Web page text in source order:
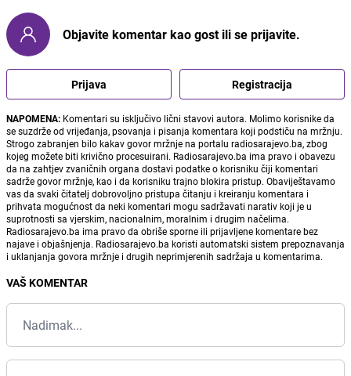
Objavite komentar kao gost ili se prijavite.
Prijava Registracija
NAPOMENA: Komentari su isključivo lični stavovi autora. Molimo korisnike da
se suzdrže od vrijeđanja, psovanja i pisanja komentara koji podstiču na mržnju.
Strogo zabranjen bilo kakav govor mržnje na portalu radiosarajevo.ba, zbog
kojeg možete biti krivično procesuirani. Radiosarajevo.ba ima pravo i obavezu
da na zahtjev zvaničnih organa dostavi podatke o korisniku čiji komentari
sadrže govor mržnje, kao i da korisniku trajno blokira pristup. Obaviještavamo
vas da svaki čitatelj dobrovoljno pristupa čitanju i kreiranju komentara i
prihvata mogućnost da neki komentari mogu sadržavati narativ koji je u
suprotnosti sa vjerskim, nacionalnim, moralnim i drugim načelima.
Radiosarajevo.ba ima pravo da obriše sporne ili prijavljene komentare bez
najave i objašnjenja. Radiosarajevo.ba koristi automatski sistem prepoznavanja
i uklanjanja govora mržnje i drugih neprimjerenih sadržaja u komentarima.
VAŠ KOMENTAR